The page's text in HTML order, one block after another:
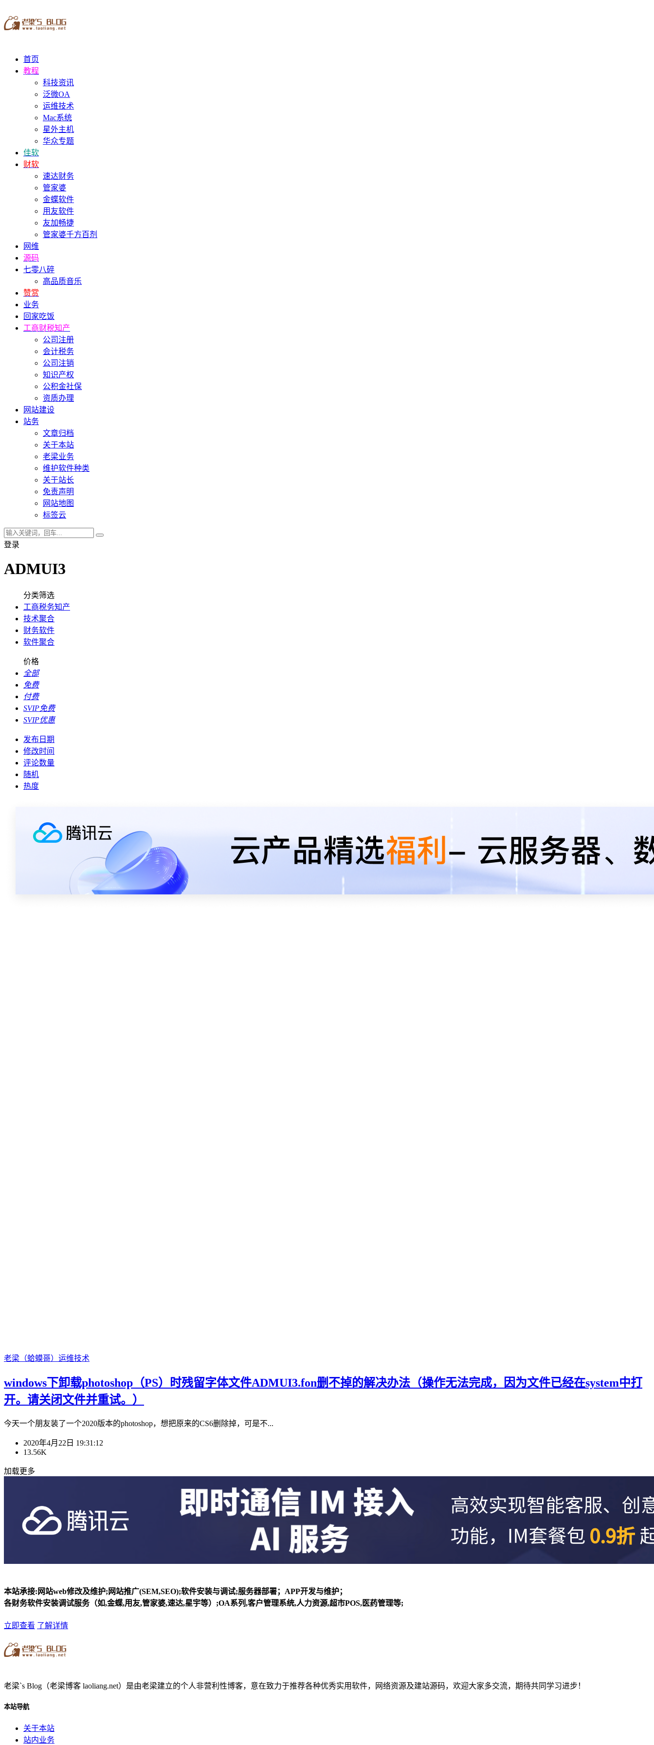
首页
教程
科技资讯
泛微OA
运维技术
Mac系统
星外主机
华众专题
佳软
财软
速达财务
管家婆
金蝶软件
用友软件
友加畅捷
管家婆千方百剂
网维
源码
七零八碎
高品质音乐
赞赏
业务
回家吃饭
工商财税知产
公司注册
会计税务
公司注销
知识产权
公积金社保
资质办理
网站建设
站务
文章归档
关于本站
老梁业务
维护软件种类
关于站长
免责声明
网站地图
标签云
登录
ADMUI3
分类筛选
工商税务知产
技术聚合
财务软件
软件聚合
价格
全部
免费
付费
SVIP免费
SVIP优惠
发布日期
修改时间
评论数量
随机
热度
老梁（蛤蟆哥） 运维技术
windows下卸载photoshop（PS）时残留字体文件ADMUI3.fon删不掉的解决办法（操作无法完成，因为文件已经在system中打
开。请关闭文件并重试。）
今天一个朋友装了一个2020版本的photoshop，想把原来的CS6删除掉，可是不...
2020年4月22日 19:31:12
13.56K
加载更多
本站承接:网站web修改及维护;网站推广(SEM,SEO);软件安装与调试;服务器部署；APP开发与维护；
各财务软件安装调试服务（如,金蝶,用友,管家婆,速达,星宇等）;OA系列,客户管理系统,人力资源,超市POS,医药管理等;
立即查看 了解详情
老梁`s Blog（老梁博客 laoliang.net）是由老梁建立的个人非营利性博客，意在致力于推荐各种优秀实用软件，网络资源及建站源码，欢迎大家多交流，期待共同学习进步！
本站导航
关于本站
站内业务